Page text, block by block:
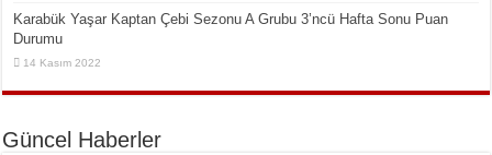
Karabük Yaşar Kaptan Çebi Sezonu A Grubu 3’ncü Hafta Sonu Puan
Durumu
14 Kasım 2022
Güncel Haberler